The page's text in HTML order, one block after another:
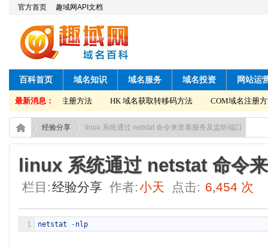
官方首页 趣域网API文档
百科首页 域名知识 域名服务 域名投资 网站运
最新消息：
COM域名注册方法 HK 域名获取转移码方法 COM域名注册方法
经验分享 linux 系统通过 netstat 命令来查看服务及监听端口
linux 系统通过 netstat 命令
栏目:经验分享 作者:小天 点击: 6,454 次
1 netstat -nlp